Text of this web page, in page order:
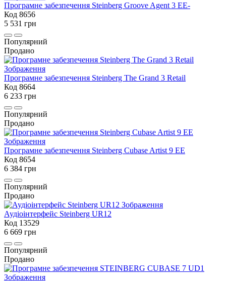
Програмне забезпечення Steinberg Groove Agent 3 EE-
Код 8656
5 531 грн
Популярний
Продано
Програмне забезпечення Steinberg The Grand 3 Retail
Код 8664
6 233 грн
Популярний
Продано
Програмне забезпечення Steinberg Cubase Artist 9 EE
Код 8654
6 384 грн
Популярний
Продано
Аудіоінтерфейс Steinberg UR12
Код 13529
6 669 грн
Популярний
Продано